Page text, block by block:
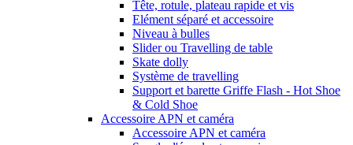
Tête, rotule, plateau rapide et vis
Elément séparé et accessoire
Niveau à bulles
Slider ou Travelling de table
Skate dolly
Système de travelling
Support et barette Griffe Flash - Hot Shoe
& Cold Shoe
Accessoire APN et caméra
Accessoire APN et caméra